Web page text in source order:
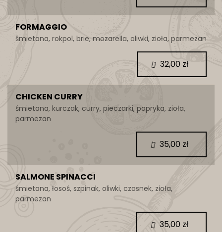
FORMAGGIO
śmietana, rokpol, brie, mozarella, oliwki, zioła, parmezan
CHICKEN CURRY
śmietana, kurczak, curry, pieczarki, papryka, zioła,
parmezan
SALMONE SPINACCI
śmietana, łosoś, szpinak, oliwki, czosnek, zioła,
parmezan